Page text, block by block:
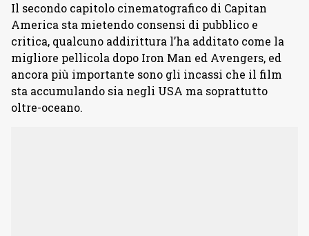
Il secondo capitolo cinematografico di Capitan
America sta mietendo consensi di pubblico e
critica, qualcuno addirittura l’ha additato come la
migliore pellicola dopo Iron Man ed Avengers, ed
ancora più importante sono gli incassi che il film
sta accumulando sia negli USA ma soprattutto
oltre-oceano.